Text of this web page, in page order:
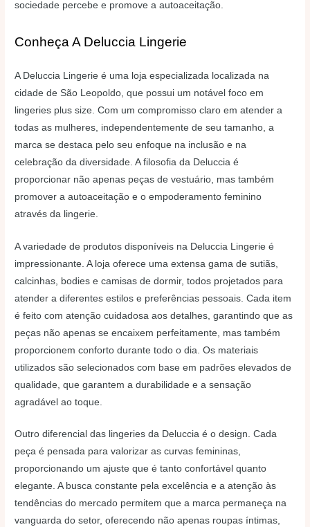
sociedade percebe e promove a autoaceitação.
Conheça A Deluccia Lingerie
A Deluccia Lingerie é uma loja especializada localizada na
cidade de São Leopoldo, que possui um notável foco em
lingeries plus size. Com um compromisso claro em atender a
todas as mulheres, independentemente de seu tamanho, a
marca se destaca pelo seu enfoque na inclusão e na
celebração da diversidade. A filosofia da Deluccia é
proporcionar não apenas peças de vestuário, mas também
promover a autoaceitação e o empoderamento feminino
através da lingerie.
A variedade de produtos disponíveis na Deluccia Lingerie é
impressionante. A loja oferece uma extensa gama de sutiãs,
calcinhas, bodies e camisas de dormir, todos projetados para
atender a diferentes estilos e preferências pessoais. Cada item
é feito com atenção cuidadosa aos detalhes, garantindo que as
peças não apenas se encaixem perfeitamente, mas também
proporcionem conforto durante todo o dia. Os materiais
utilizados são selecionados com base em padrões elevados de
qualidade, que garantem a durabilidade e a sensação
agradável ao toque.
Outro diferencial das lingeries da Deluccia é o design. Cada
peça é pensada para valorizar as curvas femininas,
proporcionando um ajuste que é tanto confortável quanto
elegante. A busca constante pela excelência e a atenção às
tendências do mercado permitem que a marca permaneça na
vanguarda do setor, oferecendo não apenas roupas íntimas,